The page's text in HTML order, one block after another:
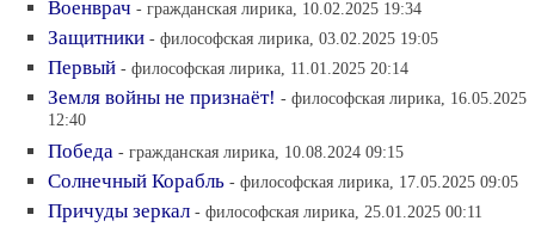
Военврач - гражданская лирика, 10.02.2025 19:34
Защитники - философская лирика, 03.02.2025 19:05
Первый - философская лирика, 11.01.2025 20:14
Земля войны не признаёт! - философская лирика, 16.05.2025
12:40
Победа - гражданская лирика, 10.08.2024 09:15
Солнечный Корабль - философская лирика, 17.05.2025 09:05
Причуды зеркал - философская лирика, 25.01.2025 00:11